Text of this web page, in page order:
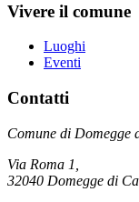
Vivere il comune
Luoghi
Eventi
Contatti
Comune di Domegge
Via Roma 1,
32040 Domegge di